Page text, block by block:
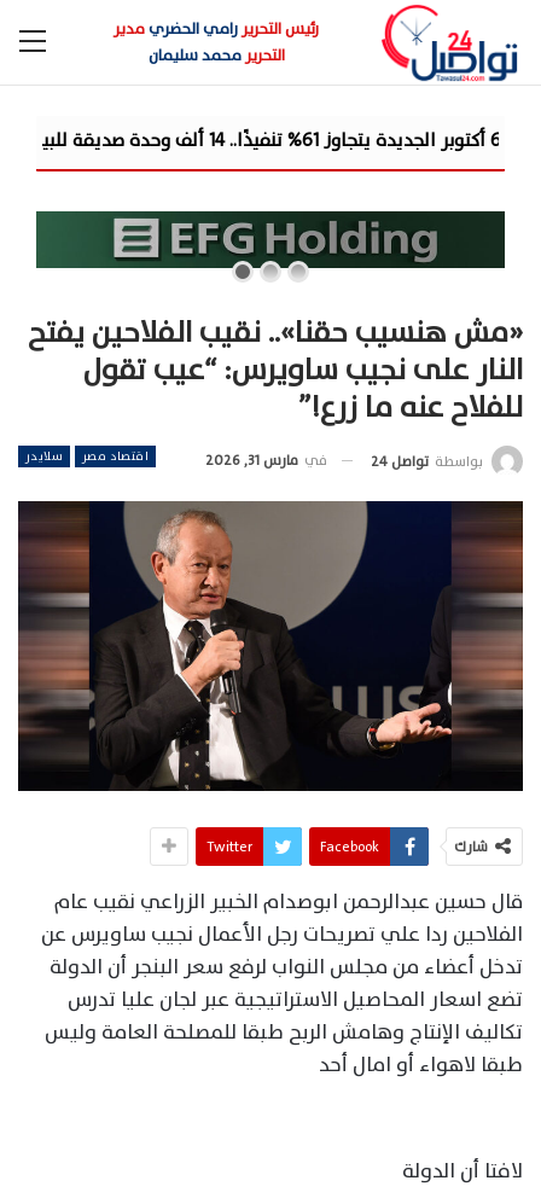
رئيس التحريررامي الحضريمدير
التحريرمحمد سليمان
«مش هنسيب حقنا».. نقيب الفلاحين يفتح
النار على نجيب ساويرس: “عيب تقول
للفلاح عنه ما زرع!”
اقتصاد مصر سلايدر بواسطة تواصل 24 في مارس 31, 2026
شارك Facebook
Twitter
قال حسين عبدالرحمن ابوصدام الخبير الزراعي نقيب عام
الفلاحين ردا علي تصريحات رجل الأعمال نجيب ساويرس عن
تدخل أعضاء من مجلس النواب لرفع سعر البنجر أن الدولة
تضع اسعار المحاصيل الاستراتيجية عبر لجان عليا تدرس
تكاليف الإنتاج وهامش الربح طبقا للمصلحة العامة وليس
طبقا لاهواء أو امال أحد
لافتا أن الدولة